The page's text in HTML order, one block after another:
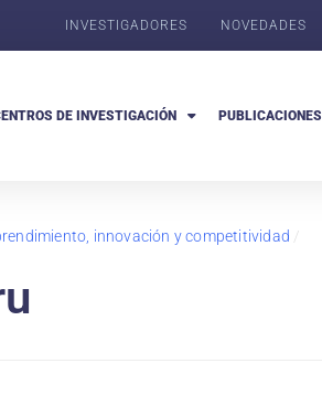
INVESTIGADORES NOVEDADES
DE INVESTIGACIÓN PUBLICACIONES
innovación y competitividad /